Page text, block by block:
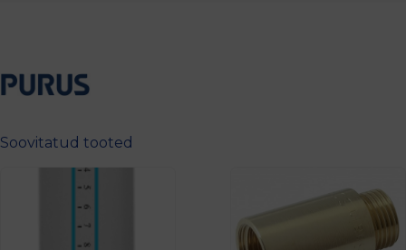
Soovitatud tooted